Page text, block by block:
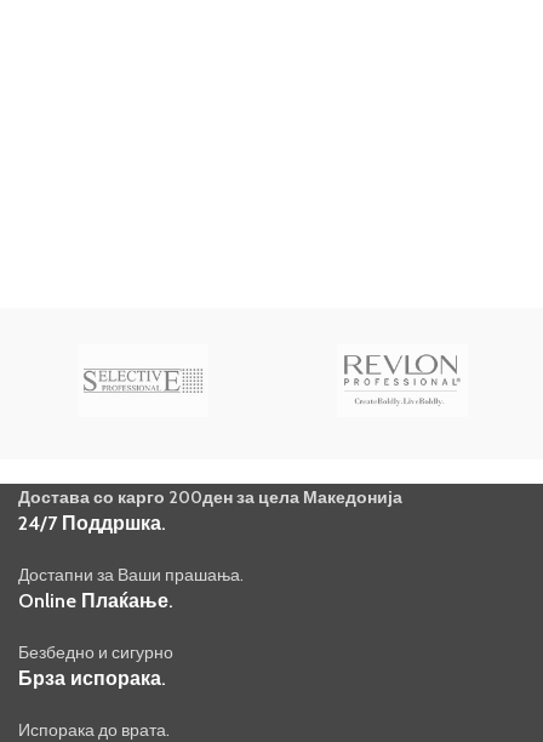
Достава со карго 200ден за цела Македонија
24/7 Поддршка.
Достапни за Ваши прашања.
Online Плаќање.
Безбедно и сигурно
Брза испорака.
Испорака до врата.